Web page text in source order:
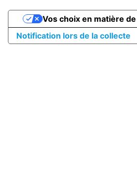
Notification lors de la collecte
Vos choix en matière